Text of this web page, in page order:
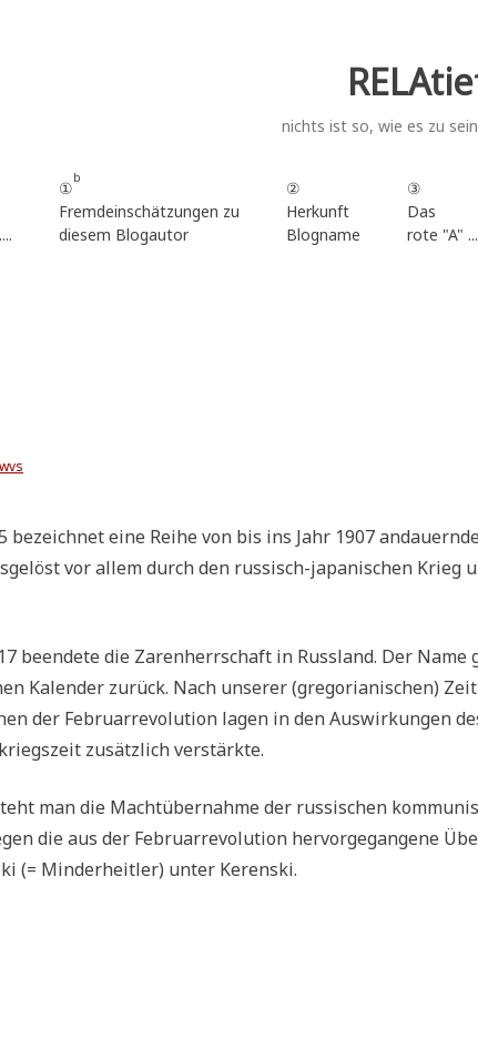
nichts ist so, wie es zu
①
b
Fremdeinschätzungen zu
diesem Blogautor
②
Herkunft
Blogname
③
Das
rote "A"
wvs
bezeich­net eine Rei­he von bis ins Jahr 1907
vor allem durch den rus­sisch-japa­ni­schen
been­de­te die Zaren­herr­schaft in Russ­land. Der Name
Kalen­der zurück. Nach unse­rer (gre­go­ria­ni­schen)
der Febru­ar­re­vo­lu­ti­on lagen in den Aus­wir­kun­gen
zusätz­lich verstärkte.
man die Macht­über­nah­me der rus­si­schen
die aus der Febru­ar­re­vo­lu­ti­on her­vor­ge­gan­ge­ne
(= Min­der­heit­ler) unter Kerenski.